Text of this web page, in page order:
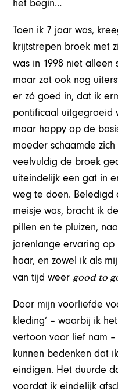
het begin…
Toen ik 7 jaar was,
krijtstrepen broek met
was in 1998 niet alleen
maar zat ook nog
er zó goed in, dat ik
pontificaal uitgegroeid
maar happy op de
moeder schaamde
veelvuldig de broek
uiteindelijk een gat in
weg te doen. Beledigd
meisje was, bracht ik
pillen en te pluizen,
jarenlange ervaring
haar, en zowel ik als
van tijd weergood to
Door mijn voorliefde
kleding’ – waarbij ik
vertoon voor lief nam
kunnen bedenken dat
eindigen. Het duurde
voordat ik eindelijk